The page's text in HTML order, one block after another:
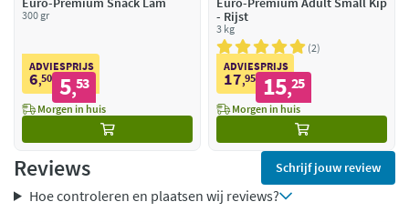
300 gr
ADVIESPRIJS
6,50 5,53
Morgen in huis
- Rijst
3 kg
2
ADVIESPRIJS
17,95 15,25
Morgen in huis
Reviews Schrijf jouw review
Hoe controleren en plaatsen wij reviews?